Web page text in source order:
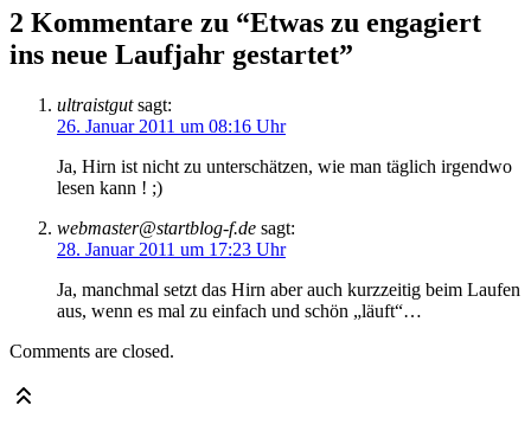
2 Kommentare zu “Etwas zu engagiert
ins neue Laufjahr gestartet”
ultraistgut sagt:
26. Januar 2011 um 08:16 Uhr
Ja, Hirn ist nicht zu unterschätzen, wie man täglich irgendwo
lesen kann ! ;)
webmaster@startblog-f.de sagt:
28. Januar 2011 um 17:23 Uhr
Ja, manchmal setzt das Hirn aber auch kurzzeitig beim Laufen
aus, wenn es mal zu einfach und schön „läuft“…
Comments are closed.